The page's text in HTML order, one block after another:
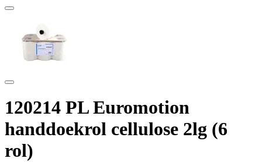
120214 PL Euromotion
handdoekrol cellulose 2lg (6
rol)